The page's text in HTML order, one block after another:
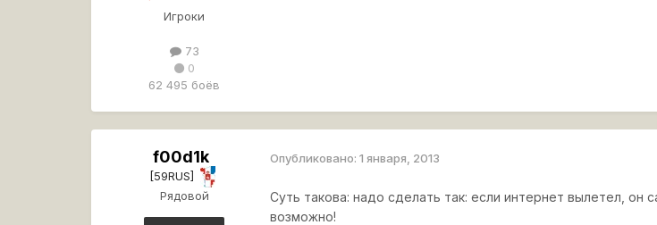
Игроки
73
0
62 495 боёв
f00d1k
[59RUS]
Рядовой
Опубликовано:1 января, 2013
Суть такова: надо сделать так: если интернет вылетел,
возможно!